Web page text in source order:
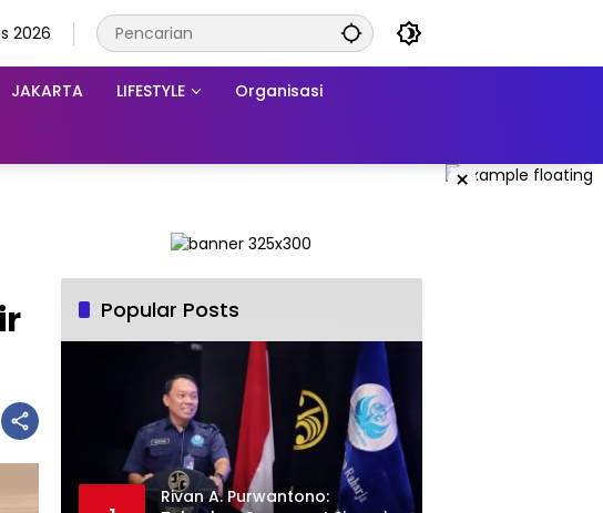
2026
JAKARTA LIFESTYLE Organisasi
×
Popular Posts
Rivan A. Purwantono: